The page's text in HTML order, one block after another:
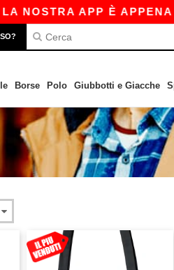
NOSTRA APP È APPENA
Borse Polo Giubbotti e Giacche